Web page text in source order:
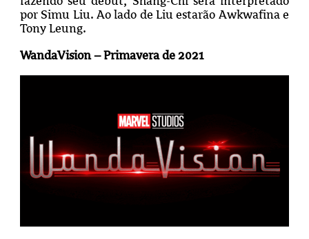
por Simu Liu. Ao lado de Liu estarão Awkwafina e
Tony Leung.
WandaVision – Primavera de 2021